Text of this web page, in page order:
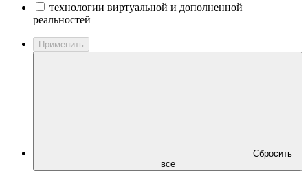
технологии виртуальной и дополненной
реальностей
Применить
Сбросить
все